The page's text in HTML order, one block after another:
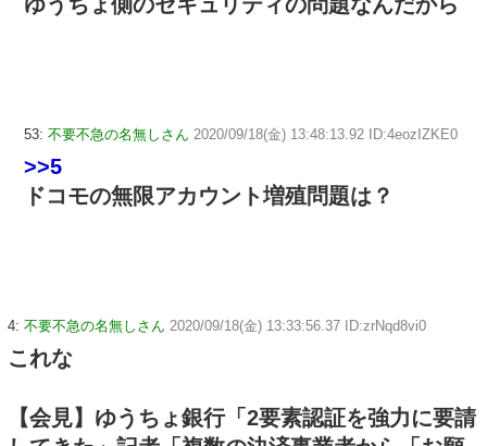
53: 不要不急の名無しさん 2020/09/18(金) 13:48:13.92 ID:4eozIZKE0
>>5
ドコモの無限アカウント増殖問題は？
4: 不要不急の名無しさん 2020/09/18(金) 13:33:56.37 ID:zrNqd8vi0
これな
【会見】ゆうちょ銀行「2要素認証を強力に要請